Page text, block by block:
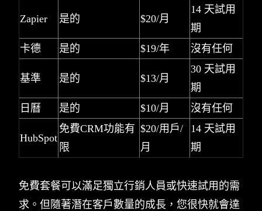
Zapier 是的 $20/月
14 天試用
期
卡德
是的 $19/年 沒有任何
基準 是的 $13/月
30 天試用
期
日曆
是的 $10/月 沒有任何
HubSpot
免費CRM功能有
限
$20/用戶/
月
14 天試用
期
免費套餐可以滿足獨立行銷人員或快速試用的需
求。但隨著潛在客戶數量的成長，您很快就會達